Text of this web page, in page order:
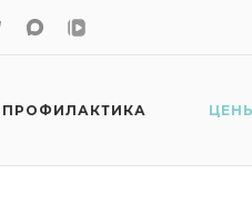
ПРОФИЛАКТИКА